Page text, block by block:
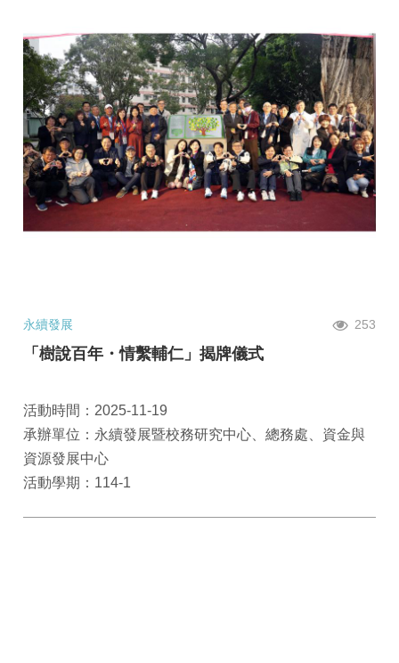
永續發展 253
「樹說百年・情繫輔仁」揭牌儀式
活動時間：2025-11-19
承辦單位：永續發展暨校務研究中心、總務處、資金與
資源發展中心
活動學期：114-1